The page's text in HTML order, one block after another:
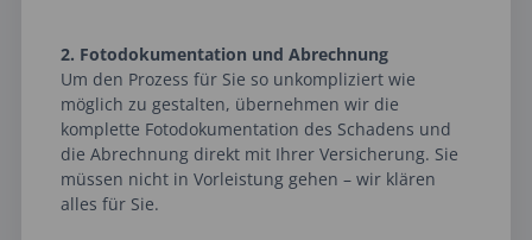
2. Fotodokumentation und Abrechnung
Um den Prozess für Sie so unkompliziert wie
möglich zu gestalten, übernehmen wir die
komplette Fotodokumentation des Schadens und
die Abrechnung direkt mit Ihrer Versicherung. Sie
müssen nicht in Vorleistung gehen – wir klären
alles für Sie.